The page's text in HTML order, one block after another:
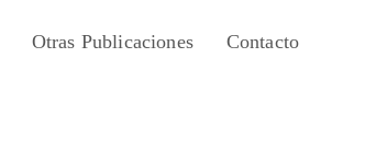
Otras Publicaciones Contacto